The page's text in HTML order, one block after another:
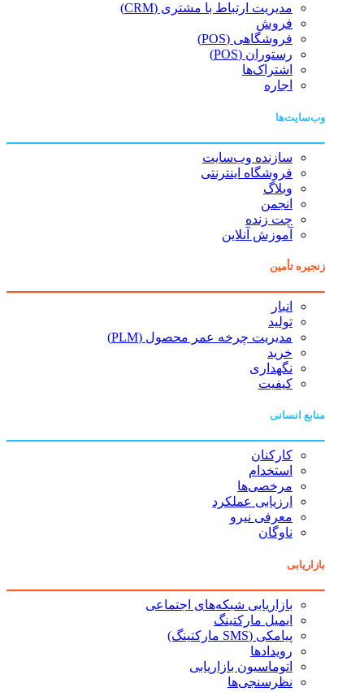
مدیریت ارتباط با مشتری (CRM)
فروش
فروشگاهی (POS)
رستوران (POS)
اشتراک‌ها
اجاره
وب‌سایت‌ها
سازنده وب‌سایت
فروشگاه اینترنتی
وبلاگ
انجمن
چت زنده
آموزش آنلاین
زنجیره تأمین
انبار
تولید
مدیریت چرخه عمر محصول (PLM)
خرید
نگهداری
کیفیت
منابع انسانی
کارکنان
استخدام
مرخصی‌ها
ارزیابی عملکرد
معرفی نیرو
ناوگان
بازاریابی
بازاریابی شبکه‌های اجتماعی
ایمیل مارکتینگ
پیامکی (SMS مارکتینگ)
رویدادها
اتوماسیون بازاریابی
نظرسنجی‌ها